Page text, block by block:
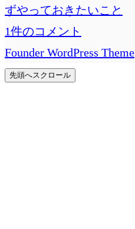
ずやっておきたいこと
1件のコメント
Founder WordPress Theme
先頭へスクロール